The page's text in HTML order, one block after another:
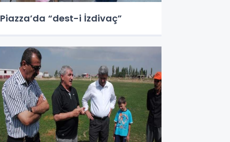
Piazza’da “dest-i İzdivaç”